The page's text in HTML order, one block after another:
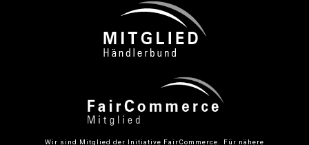
Wir sind Mitglied der Initiative FairCommerce. Für nähere